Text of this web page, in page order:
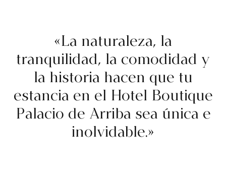
«La naturaleza, la
tranquilidad, la comodidad y
la historia hacen que tu
estancia en el Hotel Boutique
Palacio de Arriba sea única e
inolvidable.»